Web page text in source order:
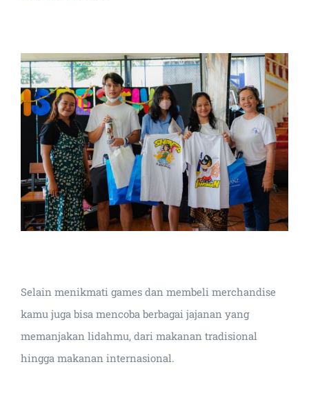
Selain menikmati games dan membeli merchandise
kamu juga bisa mencoba berbagai jajanan yang
memanjakan lidahmu, dari makanan tradisional
hingga makanan internasional.